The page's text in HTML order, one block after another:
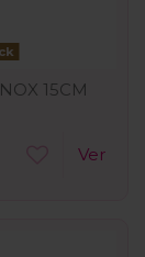
15CM
Ver